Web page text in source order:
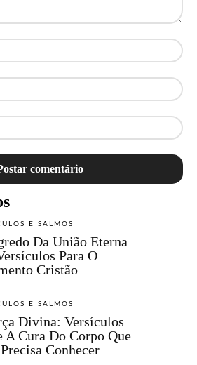
E SALMOS
Da União Eterna
Para O
Cristão
E SALMOS
Divina: Versículos
A Cura Do Corpo Que
Conhecer